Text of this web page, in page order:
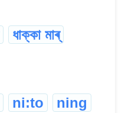
ধাক্কা মাৰ্
ni:to
ning